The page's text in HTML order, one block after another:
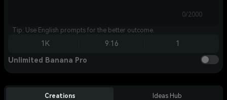
0/2000
Tip: Use English prompts for the better outcome.
1K 9:16 1
Unlimited Banana Pro
Creations Ideas Hub